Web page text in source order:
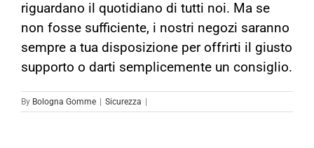
riguardano il quotidiano di tutti noi. Ma se
non fosse sufficiente, i nostri negozi saranno
sempre a tua disposizione per offrirti il giusto
supporto o darti semplicemente un consiglio.
By Bologna Gomme Sicurezza